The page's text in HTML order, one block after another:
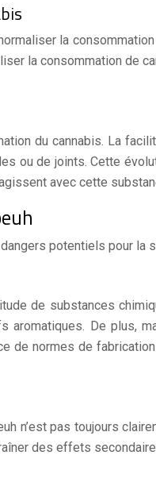
la
la consommation de
du cannabis. La
ou de joints. Cette
avec cette
potentiels pour la
de substances
De plus,
de normes de
n’est pas toujours
des effets